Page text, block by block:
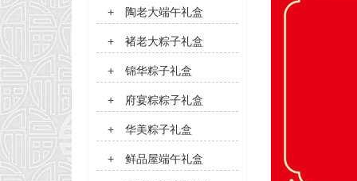
+ 陶老大端午礼盒
+ 褚老大粽子礼盒
+ 锦华粽子礼盒
+ 府宴粽粽子礼盒
+ 华美粽子礼盒
+ 鲜品屋端午礼盒